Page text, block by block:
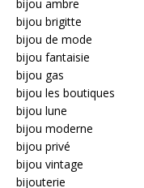
bijou ambre
bijou brigitte
bijou de mode
bijou fantaisie
bijou gas
bijou les boutiques
bijou lune
bijou moderne
bijou privé
bijou vintage
bijouterie